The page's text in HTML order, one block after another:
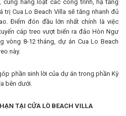
cùng hàng loạt các công trình, hạ tầng
trị Cua Lo Beach Villa sẽ tăng nhanh đủ
Điểm đón đầu lớn nhất chính là việc
cáp treo vượt biển ra đảo Hòn Ngư
vòng 8-12 tháng, dự án Cua Lo Beach
này.
phần sinh lời của dự án trong phần Kỳ
bên dưới.
TẠI CỬA LÒ BEACH VILLA